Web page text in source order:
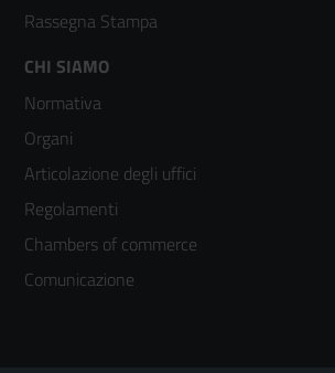
Rassegna Stampa
Footer
menù
colonna
3
CHI SIAMO
Normativa
Organi
Articolazione degli uffici
Regolamenti
Chambers of commerce
Comunicazione